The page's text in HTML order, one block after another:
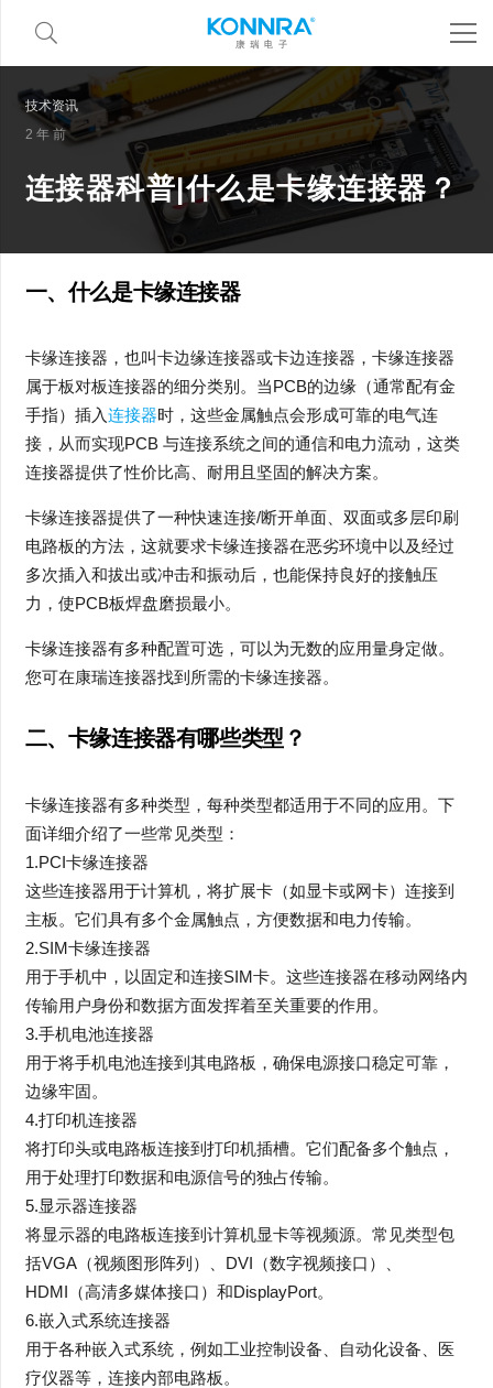
技术资讯
2 年 前
连接器科普|什么是卡缘连接器？
一、什么是卡缘连接器
卡缘连接器，也叫卡边缘连接器或卡边连接器，卡缘连接器
属于板对板连接器的细分类别。当PCB的边缘（通常配有金
手指）插入连接器时，这些金属触点会形成可靠的电气连
接，从而实现PCB 与连接系统之间的通信和电力流动，这类
连接器提供了性价比高、耐用且坚固的解决方案。
卡缘连接器提供了一种快速连接/断开单面、双面或多层印刷
电路板的方法，这就要求卡缘连接器在恶劣环境中以及经过
多次插入和拔出或冲击和振动后，也能保持良好的接触压
力，使PCB板焊盘磨损最小。
卡缘连接器有多种配置可选，可以为无数的应用量身定做。
您可在康瑞连接器找到所需的卡缘连接器。
二、 卡缘连接器有哪些类型？
卡缘连接器有多种类型，每种类型都适用于不同的应用。下
面详细介绍了一些常见类型：
1.PCI卡缘连接器
这些连接器用于计算机，将扩展卡（如显卡或网卡）连接到
主板。它们具有多个金属触点，方便数据和电力传输。
2.SIM卡缘连接器
用于手机中，以固定和连接SIM卡。这些连接器在移动网络内
传输用户身份和数据方面发挥着至关重要的作用。
3.手机电池连接器
用于将手机电池连接到其电路板，确保电源接口稳定可靠，
边缘牢固。
4.打印机连接器
将打印头或电路板连接到打印机插槽。它们配备多个触点，
用于处理打印数据和电源信号的独占传输。
5.显示器连接器
将显示器的电路板连接到计算机显卡等视频源。常见类型包
括VGA（视频图形阵列）、DVI（数字视频接口）、
HDMI（高清多媒体接口）和DisplayPort。
6.嵌入式系统连接器
用于各种嵌入式系统，例如工业控制设备、自动化设备、医
疗仪器等，连接内部电路板。